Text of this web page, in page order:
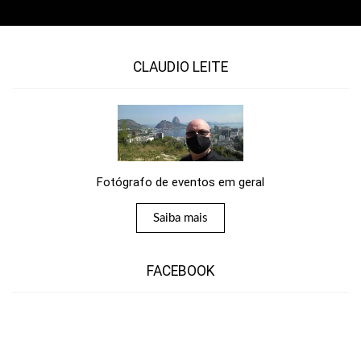
CLAUDIO LEITE
Fotógrafo de eventos em geral
Saiba mais
FACEBOOK